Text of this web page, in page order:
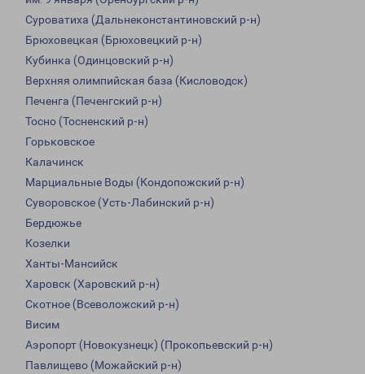
Суроватиха (Дальнеконстантиновский р-н)
Брюховецкая (Брюховецкий р-н)
Кубинка (Одинцовский р-н)
Верхняя олимпийская база (Кисловодск)
Печенга (Печенгский р-н)
Тосно (Тосненский р-н)
Горьковское
Калачинск
Марциальные Воды (Кондопожский р-н)
Суворовское (Усть-Лабинский р-н)
Бердюжье
Козелки
Ханты-Мансийск
Харовск (Харовский р-н)
Скотное (Всеволожский р-н)
Висим
Аэропорт (Новокузнецк) (Прокопьевский р-н)
Павлищево (Можайский р-н)